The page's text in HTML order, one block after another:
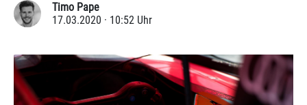
Timo Pape
17.03.2020 · 10:52 Uhr